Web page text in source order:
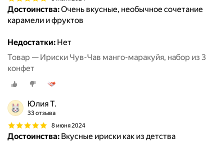
Достоинства:Очень вкусные, необычное сочетание
карамели и фруктов
Недостатки: Нет
Товар — Ириски Чув-Чав манго-маракуйя, набор из 3
конфет
Юлия Т.
33 отзыва
8 июня 2024
Достоинства: Вкусные ириски как из детства